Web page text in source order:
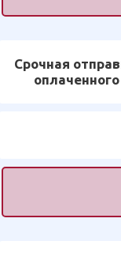
Срочная